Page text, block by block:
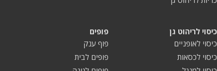
פופים
פוף ענק
פופים לבית
כיסוי לריהוט גן
כיסוי לאופניים
כיסוי לכסאות